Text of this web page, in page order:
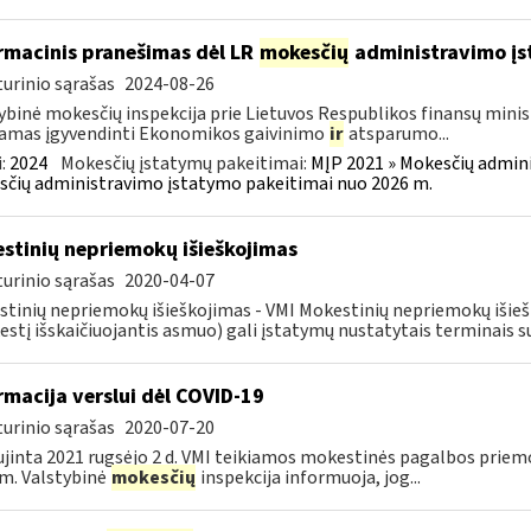
pranešimas dėl LR mokesčių administravimo
sąrašas 2024-08-26
mokesčių inspekcija prie Lietuvos Respublikos finansų
įgyvendinti Ekonomikos gaivinimo ir atsparumo...
2024 Mokesčių įstatymų pakeitimai: MĮP 2021 » Mokesčių
administravimo įstatymo pakeitimai nuo 2026 m.
nepriemokų išieškojimas
sąrašas 2020-04-07
nepriemokų išieškojimas - VMI Mokestinių nepriemokų
išskaičiuojantis asmuo) gali įstatymų nustatytais terminais
verslui dėl COVID-19
sąrašas 2020-07-20
2021 rugsėjo 2 d. VMI teikiamos mokestinės pagalbos
Valstybinė mokesčių inspekcija informuoja, jog...